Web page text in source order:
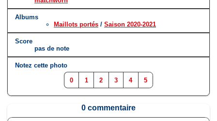
Albums
Maillots portés / Saison 2020-2021
Score
pas de note
Notez cette photo
0 1 2 3 4 5
0 commentaire